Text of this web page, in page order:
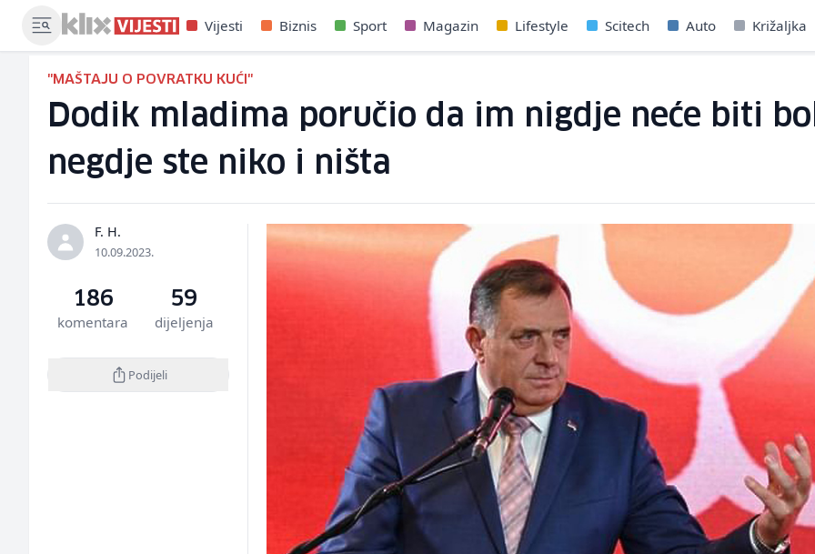
Vijesti Biznis Sport Magazin Lifestyle Scitech Auto Križaljka
"MAŠTAJU O POVRATKU KUĆI"
Dodik mladima poručio da im nigdje neće biti
negdje ste niko i ništa
F. H.
10.09.2023.
186
komentara
59
dijeljenja
Podijeli